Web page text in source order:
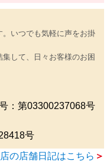
いつでも気軽に声をお掛
して、日々お客様のお困
：第03300237068号
号
の店舗日記はこちら ＞